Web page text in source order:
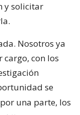
y solicitar
Nosotros ya
con los
se
una parte, los